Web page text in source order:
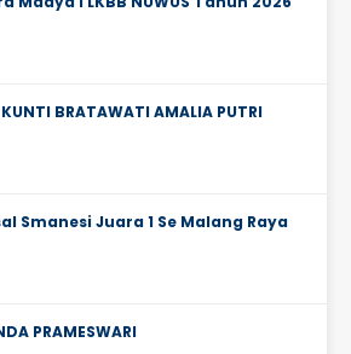
KUNTI BRATAWATI AMALIA PUTRI
Smanesi Juara 1 Se Malang Raya
PRAMESWARI